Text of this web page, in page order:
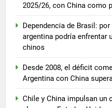
2025/26, con China como
Dependencia de Brasil:
argentina podría enfrentar
chinos
Desde 2008, el déficit
Argentina con China
Chile y China impulsan un